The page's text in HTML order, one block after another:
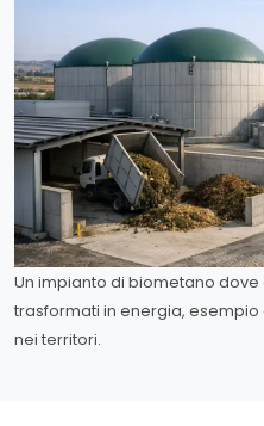
Un impianto di biometano
trasformati in energia,
nei territori.